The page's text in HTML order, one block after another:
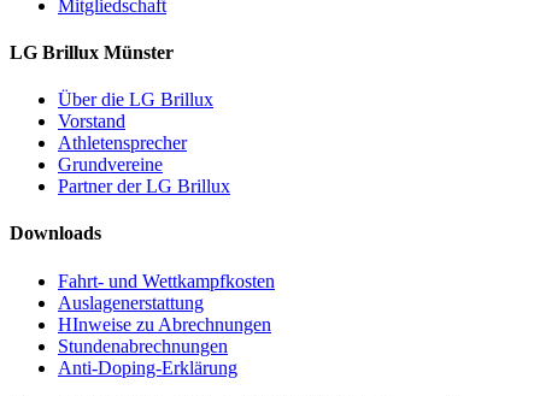
Mitgliedschaft
LG Brillux Münster
Über die LG Brillux
Vorstand
Athletensprecher
Grundvereine
Partner der LG Brillux
Downloads
Fahrt- und Wettkampfkosten
Auslagenerstattung
HInweise zu Abrechnungen
Stundenabrechnungen
Anti-Doping-Erklärung